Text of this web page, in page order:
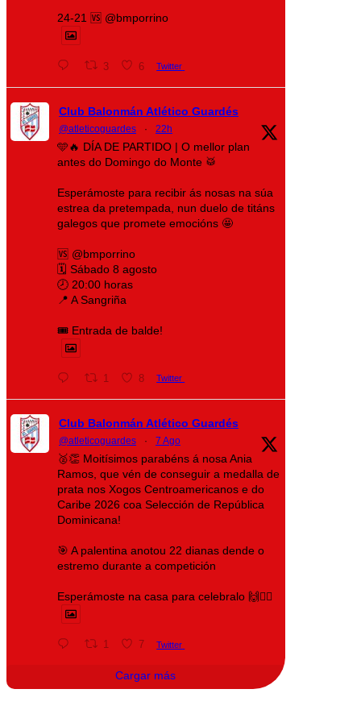
24-21 🆚 @bmporrino
3 6 Twitter
Club Balonmán Atlético Guardés
@atleticoguardes · 22h
🩵🔥 DÍA DE PARTIDO | O mellor plan
antes do Domingo do Monte 🥁
Esperámoste para recibir ás nosas na súa
estrea da pretempada, nun duelo de titáns
galegos que promete emocións 🤩
🆚 @bmporrino
🗓️ Sábado 8 agosto
🕗 20:00 horas
📍 A Sangriña
🎟️ Entrada de balde!
1 8 Twitter
Club Balonmán Atlético Guardés
@atleticoguardes · 7 Ago
🥈👏 Moitísimos parabéns á nosa Ania
Ramos, que vén de conseguir a medalla de
prata nos Xogos Centroamericanos e do
Caribe 2026 coa Selección de República
Dominicana!
🎯 A palentina anotou 22 dianas dende o
estremo durante a competición
Esperámoste na casa para celebralo 🙌❤️‍🔥
1 7 Twitter
Cargar más